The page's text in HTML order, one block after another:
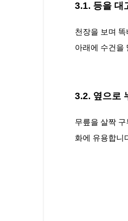
3.1. 등을 대
천장을 보며
아래에 수건을
3.2. 옆으로
무릎을 살짝
화에 유용합니